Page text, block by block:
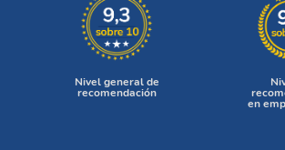
Nivel general de
recomendación
en